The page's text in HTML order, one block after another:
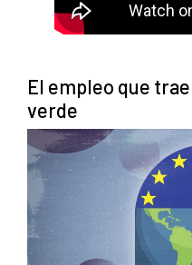
El empleo que
verde